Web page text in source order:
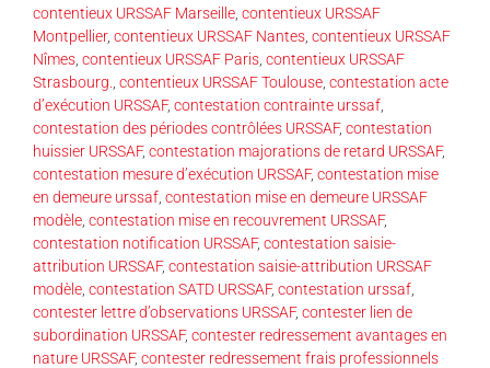
contentieux URSSAF Marseille contentieux URSSAF
Montpellier, contentieux URSSAF Nantes contentieux URSSAF
Nîmes contentieux URSSAF Paris contentieux URSSAF
Strasbourg.
contentieux URSSAF Toulouse contestation acte
d’exécution URSSAF, contestation contrainte urssaf
contestation des périodes contrôlées URSSAF, contestation
huissier URSSAF, contestation majorations de retard URSSAF,
contestation mesure d’exécution URSSAF, contestation mise
en demeure urssaf contestation mise en demeure URSSAF
modèle contestation mise en recouvrement URSSAF,
contestation notification URSSAF, contestation saisie-
attribution URSSAF, contestation saisie-attribution URSSAF
modèle contestation SATD URSSAF, contestation urssaf
contester lettre d’observations URSSAF, contester lien de
subordination URSSAF, contester redressement avantages en
nature URSSAF, contester redressement frais professionnels